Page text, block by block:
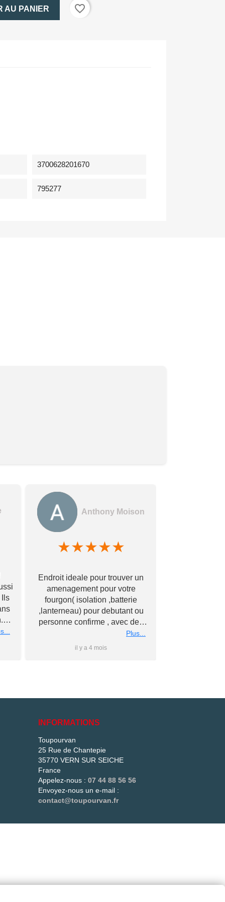
AU PANIER favorite_border
3700628201670
795277
!
Anthony Moison
★★★★★
Endroit ideale pour trouver un
amenagement pour votre
fourgon( isolation ,batterie
,lanterneau) pour debutant ou
personne confirme , avec des
conseils personnalise et prix
super competitif A recommander
Plus...
il y a 4 mois
INFORMATIONS
Toupourvan
25 Rue de Chantepie
35770 VERN SUR SEICHE
France
Appelez-nous : 07 44 88 56 56
Envoyez-nous un e-mail :
contact@toupourvan.fr